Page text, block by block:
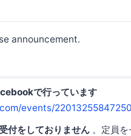
announcement.
で行っています
events/
付をしておりません 。定員